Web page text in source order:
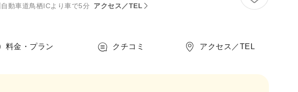
動車道鳥栖ICより車で5分 アクセス／TEL
料金・プラン クチコミ アクセス／TEL